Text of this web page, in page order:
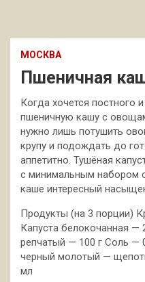
МОСКВА
Пшеничная
Когда хочется постного
пшеничную кашу с
нужно лишь потушить
крупу и подождать до
аппетитно. Тушёная
с минимальным набором
каше интересный
Продукты (на 3 порции)
Капуста белокочанная —
репчатый — 100 г Соль —
черный молотый —
мл